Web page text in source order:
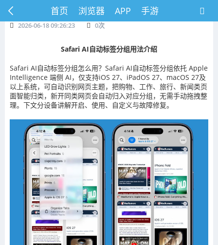
首页 浏览器 APP 手游
2026-06-18 09:26:23 0次
Safari AI自动标签分组用法介绍
Safari AI自动标签分组怎么用？Safari AI自动标签分组依托 Apple
Intelligence 端侧 AI，仅支持iOS 27、iPadOS 27、macOS 27及
以上系统，可自动识别网页主题，把购物、工作、旅行、新闻类页
面智能归类，新开同类网页会自动归入对应分组，无需手动拖拽整
理。下文分设备讲解开启、使用、自定义与故障修复。